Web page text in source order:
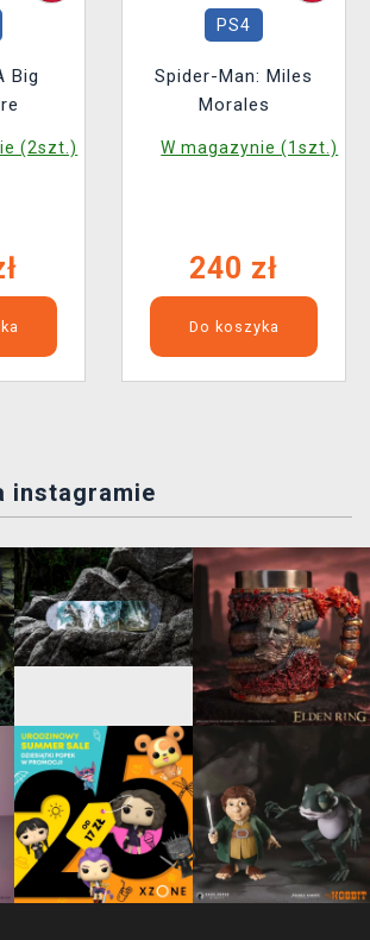
Big
(2szt.)
PS4
Spider-Man: Miles
Morales
W magazynie (1szt.)
240 zł
Do koszyka
instagramie